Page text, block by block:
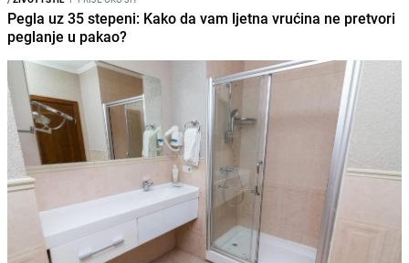
Pegla uz 35 stepeni: Kako da vam ljetna vrućina ne pretvori
peglanje u pakao?